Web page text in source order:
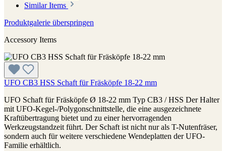
Similar Items
Produktgalerie überspringen
Accessory Items
UFO CB3 HSS Schaft für Fräsköpfe 18-22 mm
UFO Schaft für Fräsköpfe Ø 18-22 mm Typ CB3 / HSS Der Halter
mit UFO-Kegel-/Polygonschnittstelle, die eine ausgezeichnete
Kraftübertragung bietet und zu einer hervorragenden
Werkzeugstandzeit führt. Der Schaft ist nicht nur als T-Nutenfräser,
sondern auch für weitere verschiedene Wendeplatten der UFO-
Familie erhältlich.